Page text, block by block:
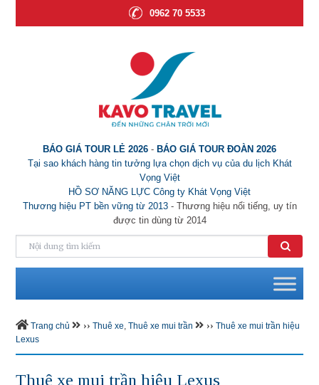
0962 70 5533
BÁO GIÁ TOUR LẺ 2026 - BÁO GIÁ TOUR ĐOÀN 2026
Tại sao khách hàng tin tưởng lựa chọn dịch vụ của du lịch Khát
Vọng Việt
HỒ SƠ NĂNG LỰC Công ty Khát Vọng Việt
Thương hiệu PT bền vững từ 2013- Thương hiệu nổi tiếng, uy tín
được tin dùng từ 2014
Trang chủ ›› Thuê xe,Thuê xe mui trần ›› Thuê xe mui trần hiệu
Lexus
Thuê xe mui trần hiệu Lexus